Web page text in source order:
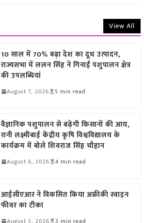
View All
10 साल में 70% बढ़ा देश का दूध उत्पादन,
राज्यसभा में ललन सिंह ने गिनाईं पशुपालन क्षेत्र
की उपलब्धियां
August 7, 2026 5 min read
वैज्ञानिक पशुपालन से बढ़ेगी किसानों की आय,
रानी लक्ष्मीबाई केंद्रीय कृषि विश्वविद्यालय के
कार्यक्रम में बोले शिवराज सिंह चौहान
August 6, 2026 4 min read
आईसीएआर ने विकसित किया अफ्रीकी स्वाइन
फीवर का टीका
August 5, 2026 3 min read